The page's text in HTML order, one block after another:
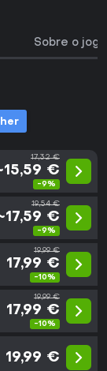
Sobre o jogo
17,32 €
€
-9%
19,54 €
€
-9%
19,99 €
17,99 €
-10%
19,99 €
17,99 €
-10%
19,99 €